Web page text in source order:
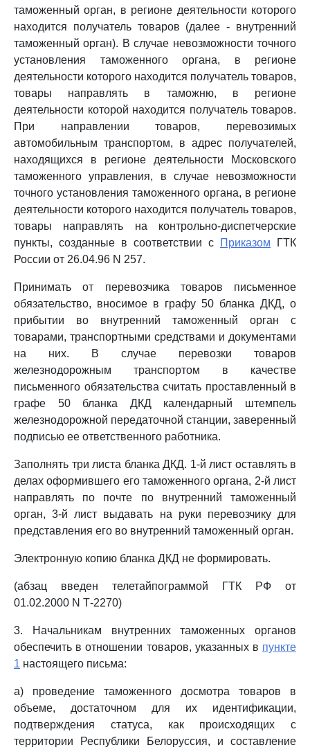
таможенный орган, в регионе деятельности которого
находится получатель товаров (далее - внутренний
таможенный орган). В случае невозможности точного
установления таможенного органа, в регионе
деятельности которого находится получатель товаров,
товары направлять в таможню, в регионе
деятельности которой находится получатель товаров.
При направлении товаров, перевозимых
автомобильным транспортом, в адрес получателей,
находящихся в регионе деятельности Московского
таможенного управления, в случае невозможности
точного установления таможенного органа, в регионе
деятельности которого находится получатель товаров,
товары направлять на контрольно-диспетчерские
пункты, созданные в соответствии с
Приказом ГТК
России от 26.04.96 N 257.
Принимать от перевозчика товаров письменное
обязательство, вносимое в графу 50 бланка ДКД, о
прибытии во внутренний таможенный орган с
товарами, транспортными средствами и документами
на них. В случае перевозки товаров
железнодорожным транспортом в качестве
письменного обязательства считать проставленный в
графе 50 бланка ДКД календарный штемпель
железнодорожной передаточной станции, заверенный
подписью ее ответственного работника.
Заполнять три листа бланка ДКД. 1-й лист оставлять в
делах оформившего его таможенного органа, 2-й лист
направлять по почте по внутренний таможенный
орган, 3-й лист выдавать на руки перевозчику для
представления его во внутренний таможенный орган.
Электронную копию бланка ДКД не формировать.
(абзац введен телетайпограммой ГТК РФ от
01.02.2000 N Т-2270)
3. Начальникам внутренних таможенных органов
обеспечить в отношении товаров, указанных в пункте
1 настоящего письма:
а) проведение таможенного досмотра товаров в
объеме, достаточном для их идентификации,
подтверждения статуса, как происходящих с
территории Республики Белоруссия, и составление